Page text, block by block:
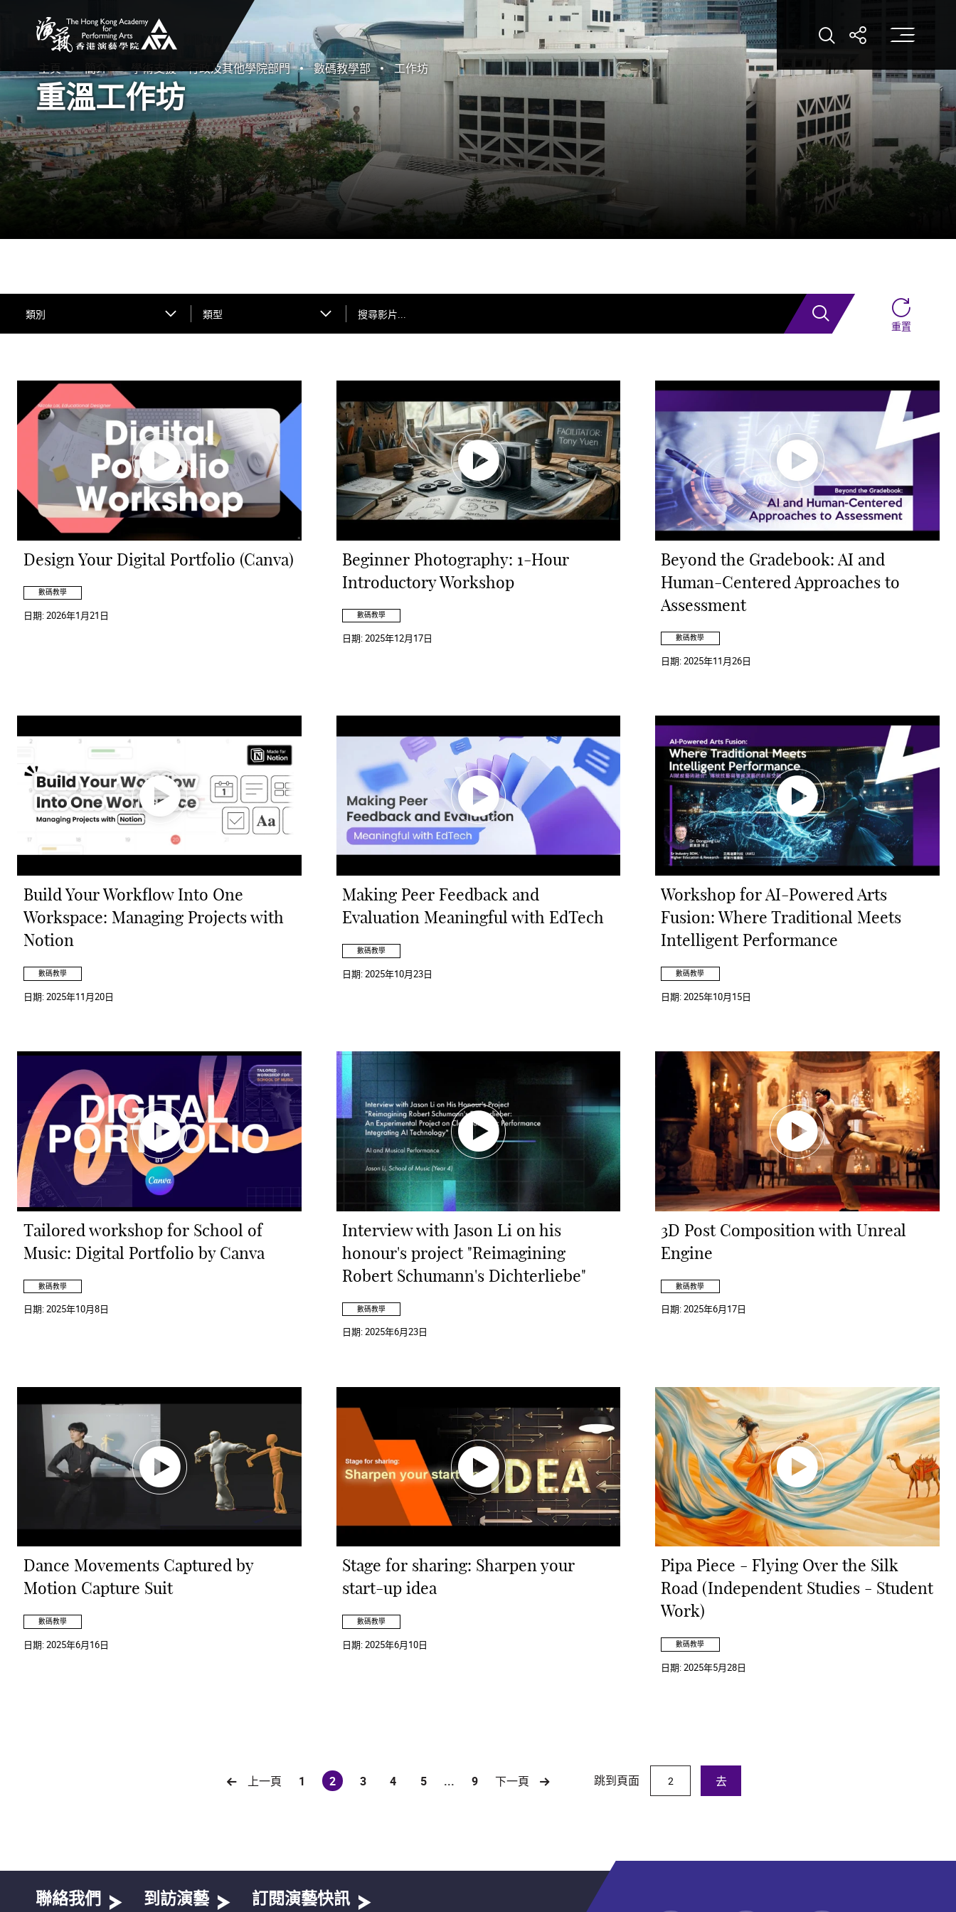
打開搜索打開分享打
主頁 簡介 學術支援、行政及其他學院部門 數碼教學部 工作坊
重溫工作坊
類別 類型
搜尋影片... 搜索
重置
Design Your Digital Portfolio (Canva)
數碼教學
日期:2026年1月21日
Beginner Photography: 1-Hour
Introductory Workshop
數碼教學
日期:2025年12月17日
Beyond the Gradebook: AI and
Human-Centered Approaches to
Assessment
數碼教學
日期:2025年11月26日
Build Your Workflow Into One
Workspace: Managing Projects with
Notion
數碼教學
日期:2025年11月20日
Making Peer Feedback and
Evaluation Meaningful with EdTech
數碼教學
日期:2025年10月23日
Workshop for AI-Powered Arts
Fusion: Where Traditional Meets
Intelligent Performance
數碼教學
日期:2025年10月15日
Tailored workshop for School of
Music: Digital Portfolio by Canva
數碼教學
日期:2025年10月8日
Interview with Jason Li on his
honour's project "Reimagining
Robert Schumann's Dichterliebe"
數碼教學
日期:2025年6月23日
3D Post Composition with Unreal
Engine
數碼教學
日期:2025年6月17日
Dance Movements Captured by
Motion Capture Suit
數碼教學
日期:2025年6月16日
Stage for sharing: Sharpen your
start-up idea
數碼教學
日期:2025年6月10日
Pipa Piece - Flying Over the Silk
Road (Independent Studies - Student
Work)
數碼教學
日期:2025年5月28日
上一頁 1 2
(current)
3 4 5 ... 9 下一頁 跳到頁面 去
聯絡我們 到訪演藝 訂閱演藝快訊